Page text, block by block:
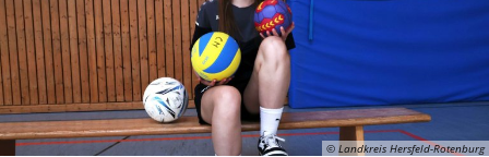
© Landkreis Hersfeld-Rotenburg